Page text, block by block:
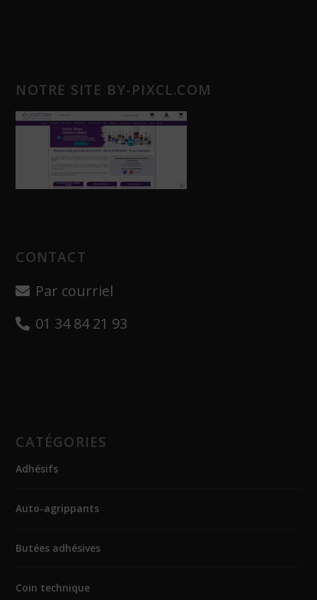
NOTRE SITE BY-PIXCL.COM
CONTACT
Par courriel
01 34 84 21 93
CATÉGORIES
Adhésifs
Auto-agrippants
Butées adhésives
Coin technique